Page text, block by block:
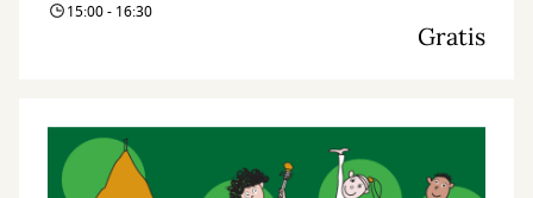
15:00 - 16:30
Gratis